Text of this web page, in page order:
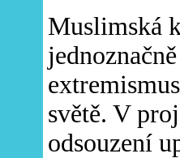
Muslimská
světě. V
odsouzení